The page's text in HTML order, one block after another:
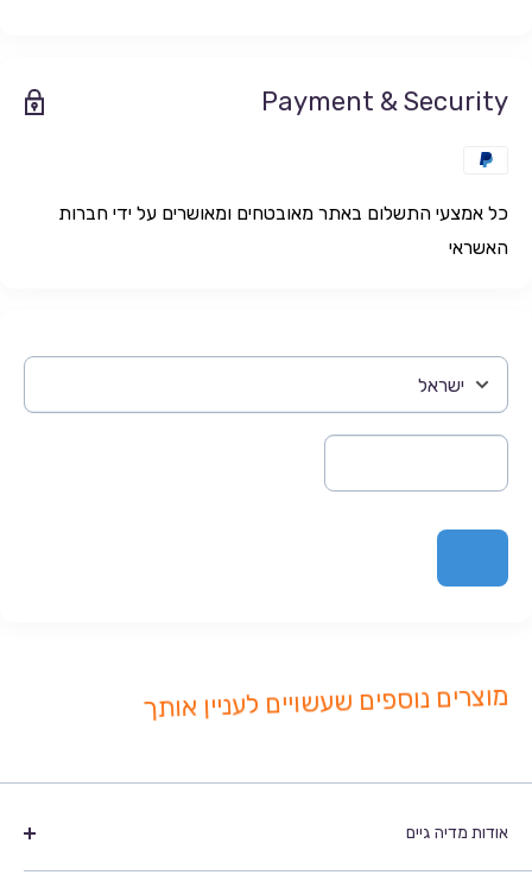
Payment & Security
כל אמצעי התשלום באתר מאובטחים ומאושרים על ידי חברות
האשראי
מוצרים נוספים שעשויים לעניין אותך
אודות מדיה גיים